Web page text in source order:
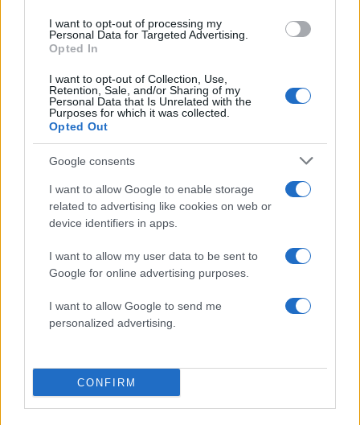
I want to opt-out of processing my
Personal Data for Targeted Advertising.
Opted In
I want to opt-out of Collection, Use,
Retention, Sale, and/or Sharing of my
Personal Data that Is Unrelated with the
Purposes for which it was collected.
Opted Out
Google consents
I want to allow Google to enable storage
related to advertising like cookies on web or
device identifiers in apps.
I want to allow my user data to be sent to
Google for online advertising purposes.
I want to allow Google to send me
personalized advertising.
CONFIRM
Αν τα χάσατε
Marfin: Απολογείται
σήμερα η 46χρονη που
δήμαρχος, ο μηχανικός